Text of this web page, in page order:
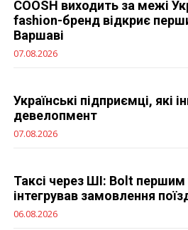
COOSH виходить за межі
fashion-бренд відкриє
Варшаві
07.08.2026
Українські підприємці, які
девелопмент
07.08.2026
Таксі через ШІ: Bolt першим
інтегрував замовлення
06.08.2026